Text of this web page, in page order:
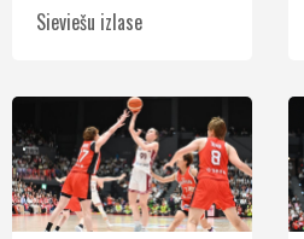
Sieviešu izlase